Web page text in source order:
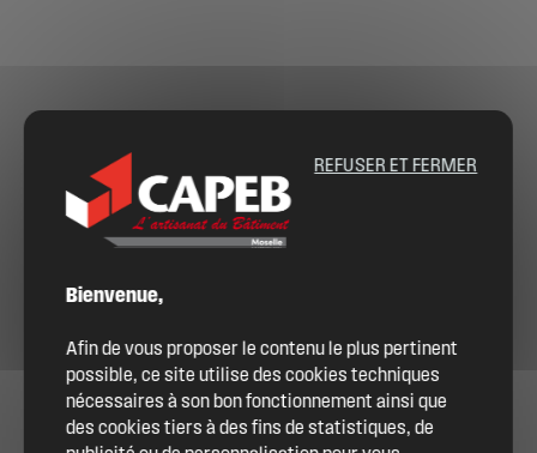
Bienvenue,
Afin de vous proposer le contenu le plus pertinent
possible, ce site utilise des cookies techniques
nécessaires à son bon fonctionnement ainsi que
des cookies tiers à des fins de statistiques, de
REFUSER ET FERMER